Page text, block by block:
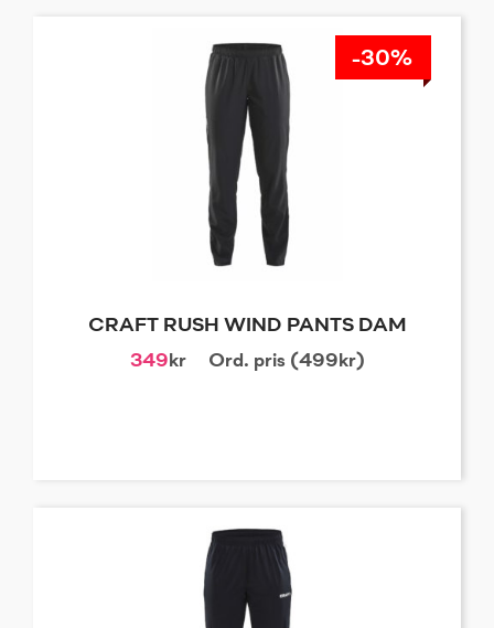
-30%
CRAFT RUSH WIND PANTS DAM
349kr Ord. pris (499kr)